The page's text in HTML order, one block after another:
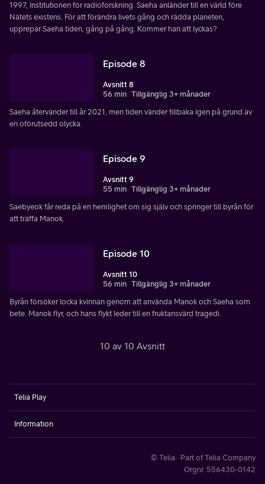
1997, Institutionen för radioforskning. Saeha anländer till en värld före
Nätets existens. För att förändra livets gång och rädda planeten,
upprepar Saeha tiden, gång på gång. Kommer han att lyckas?
Episode 8
Avsnitt 8
56 min Tillgänglig 3+ månader
Saeha återvänder till år 2021, men tiden vänder tillbaka igen på grund av
en oförutsedd olycka.
Episode 9
Avsnitt 9
55 min Tillgänglig 3+ månader
Saebyeok får reda på en hemlighet om sig själv och springer till byrån för
att träffa Manok.
Episode 10
Avsnitt 10
56 min Tillgänglig 3+ månader
Byrån försöker locka kvinnan genom att använda Manok och Saeha som
bete. Manok flyr, och hans flykt leder till en fruktansvärd tragedi.
10 av 10 Avsnitt
Telia Play
Information
© Telia · Part of Telia Company
Orgnr. 556430-0142